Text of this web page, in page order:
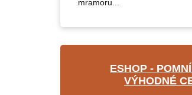
mramoru...
ESHOP -
VÝHODNÉ